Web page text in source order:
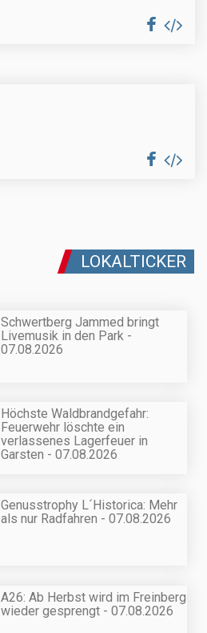
LOKALTICKER
Schwertberg Jammed bringt
Livemusik in den Park -
07.08.2026
Höchste Waldbrandgefahr:
Feuerwehr löschte ein
verlassenes Lagerfeuer in
Garsten - 07.08.2026
Genusstrophy L´Historica: Mehr
als nur Radfahren - 07.08.2026
A26: Ab Herbst wird im Freinberg
wieder gesprengt - 07.08.2026